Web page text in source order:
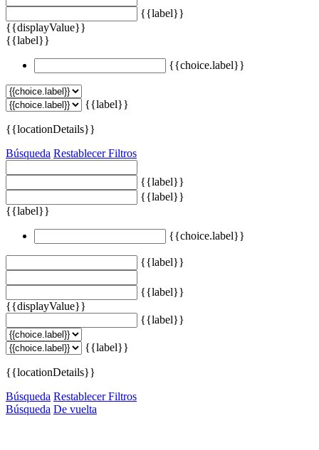
{{label}}
{{displayValue}}
{{label}}
{{choice.label}}
{{label}}
{{locationDetails}}
Búsqueda Restablecer Filtros
{{label}}
{{label}}
{{label}}
{{choice.label}}
{{label}}
{{label}}
{{displayValue}}
{{label}}
{{label}}
{{locationDetails}}
Búsqueda Restablecer Filtros
Búsqueda De vuelta